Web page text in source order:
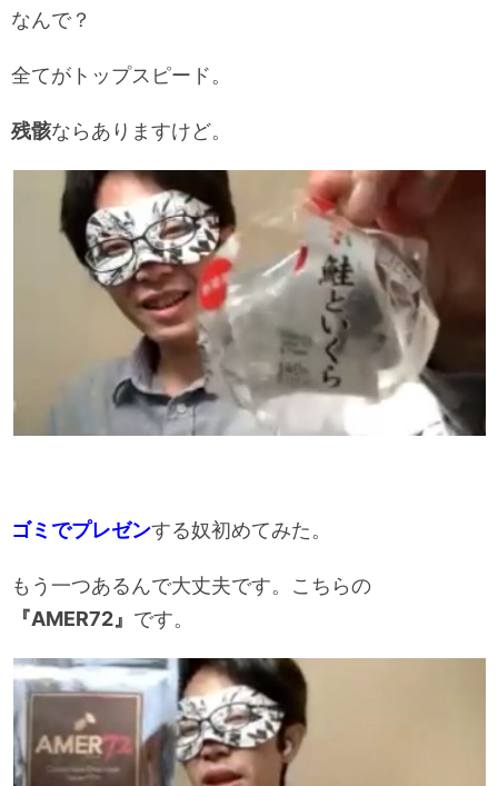
なんで？
全てがトップスピード。
残骸ならありますけど。
ゴミでプレゼンする奴初めてみた。
もう一つあるんで大丈夫です。こちらの
『AMER72』 です。